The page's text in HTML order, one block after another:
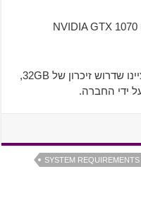
במקור דרישות המערכת המומלצות ציינו שדרוש זיכרון של 32GB,
ידי החברה.
SYSTEM REQUIREMENTS